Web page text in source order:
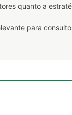
quanto a
para